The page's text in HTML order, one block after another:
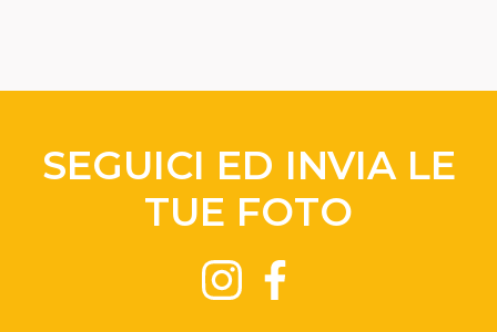
SEGUICI ED INVIA LE
TUE FOTO